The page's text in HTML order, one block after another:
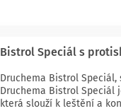
Bistrol Speciál s
Druchema Bistrol
Druchema Bistrol Speciál
která slouží k leštění a